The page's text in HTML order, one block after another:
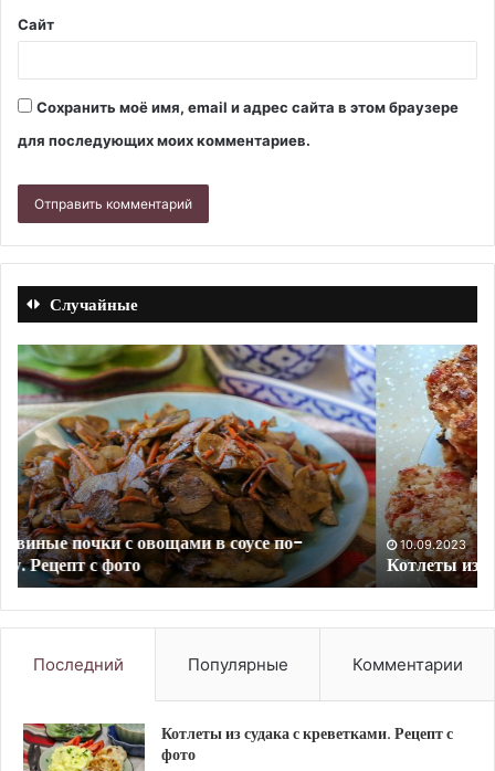
Сайт
Сохранить моё имя, email и адрес сайта в этом браузере
для последующих моих комментариев.
Случайные
Котлеты
из
крабовых
палочек.
Рецепт
с
фото
10.09.2023
Котлеты из крабовых палочек. Рецепт с фото
с
Последний Популярные Комментарии
Котлеты из судака с креветками. Рецепт с
фото